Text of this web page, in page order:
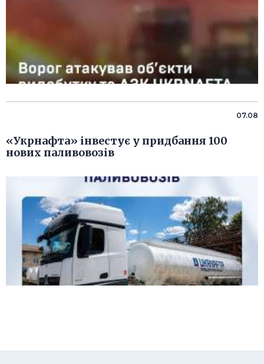
07.08
«Укрнафта» інвестує у придбання 100
нових паливовозів